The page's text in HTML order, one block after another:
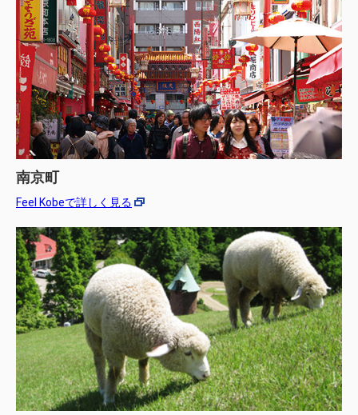
南京町
Feel Kobeで詳しく見る